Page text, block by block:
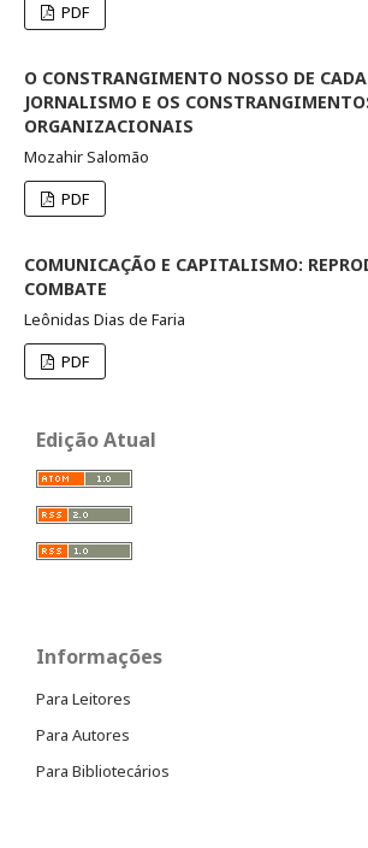
PDF
O CONSTRANGIMENTO NOSSO DE
JORNALISMO E OS
ORGANIZACIONAIS
Mozahir Salomão
PDF
COMUNICAÇÃO E CAPITALISMO:
COMBATE
Leônidas Dias de Faria
PDF
Edição Atual
Informações
Para Leitores
Para Autores
Para Bibliotecários